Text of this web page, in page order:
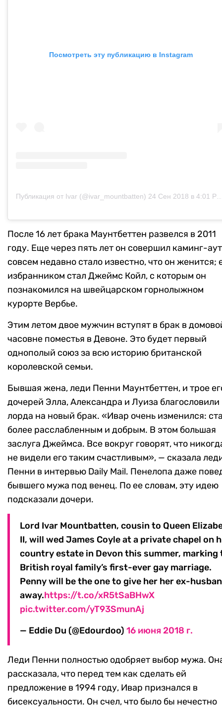
Посмотреть эту публикацию в Instagram
Публикация от Ivar (@ivar_mountbatten) 24 Сен 2018 в 4:01 PDT
После 16 лет брака Маунтбеттен развелся в 2011
году. Еще через пять лет он совершил каминг-
совсем недавно стало известно, что он женится;
избранником стал Джеймс Койл, с которым он
познакомился на швейцарском горнолыжном
курорте Вербье.
Этим летом двое мужчин вступят в брак в
часовне поместья в Девоне. Это будет первый
однополый союз за всю историю британской
королевской семьи.
Бывшая жена, леди Пенни Маунтбеттен, и трое
дочерей Элла, Александра и Луиза благословили
лорда на новый брак. «Ивар очень изменился:
более расслабленным и добрым. В этом большая
заслуга Джеймса. Все вокруг говорят, что
не видели его таким счастливым», — сказала
Пенни в интервью Daily Mail. Пенелопа даже
бывшего мужа под венец. По ее словам, эту идею
подсказали дочери.
Lord Ivar Mountbatten, cousin to Queen
II, will wed James Coyle at a private chapel on
country estate in Devon this summer, marking
British royal family’s first-ever gay marriage.
Penny will be the one to give her her ex-
away.https://t.co/xR5tSaBHwX
pic.twitter.com/yT93SmunAj
— Eddie Du (@Edourdoo) 16 июня 2018 г.
Леди Пенни полностью одобряет выбор мужа.
рассказала, что перед тем как сделать ей
предложение в 1994 году, Ивар признался в
бисексуальности. Он счел, что было бы нечестно